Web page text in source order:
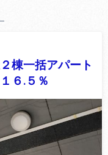
棟一括アパート
６.５％